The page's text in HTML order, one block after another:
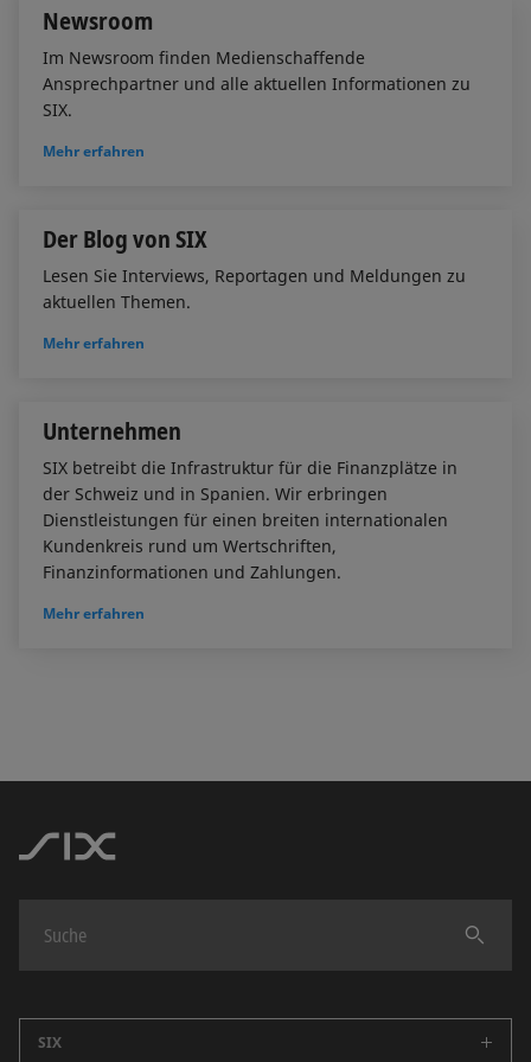
Newsroom
Im Newsroom finden Medienschaffende
Ansprechpartner und alle aktuellen Informationen zu
SIX.
Mehr erfahren
Der Blog von SIX
Lesen Sie Interviews, Reportagen und Meldungen zu
aktuellen Themen.
Mehr erfahren
Unternehmen
SIX betreibt die Infrastruktur für die Finanzplätze in
der Schweiz und in Spanien. Wir erbringen
Dienstleistungen für einen breiten internationalen
Kundenkreis rund um Wertschriften,
Finanzinformationen und Zahlungen.
Mehr erfahren
Finden
SIX